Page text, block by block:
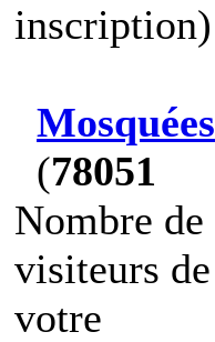
inscription)
Mosquées
(78051
Nombre de
visiteurs de
votre